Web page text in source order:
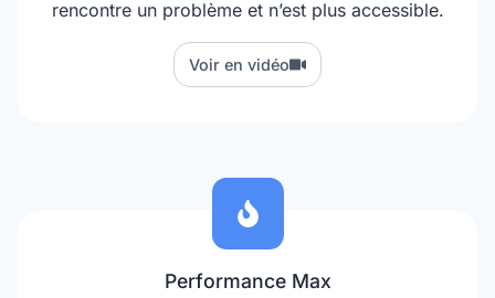
rencontre un problème et n’est plus accessible.
Voir en vidéo
Performance Max